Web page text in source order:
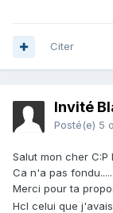
Citer
Invité
Posté(e) 5
Salut mon cher C:P
Ca n'a pas
Merci pour ta
Hcl celui que